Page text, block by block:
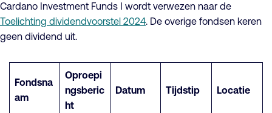
Cardano Investment Funds I wordt verwezen naar de
Toelichting dividendvoorstel 2024. De overige fondsen keren
geen dividend uit.
Fondsna
am
Oproepi
ngsberic
ht
Datum Tijdstip Locatie